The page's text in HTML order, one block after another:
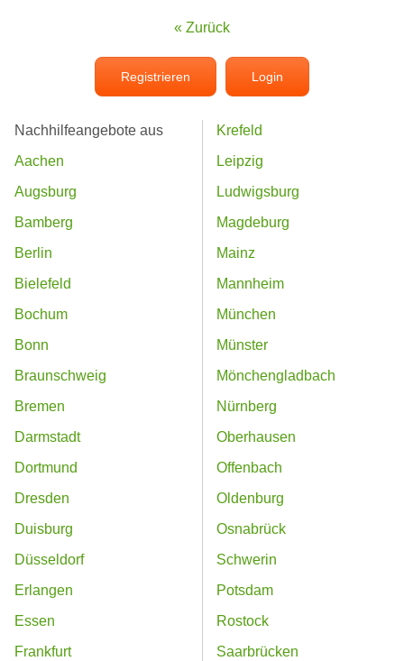
« Zurück
Registrieren Login
Nachhilfeangebote aus
Aachen
Augsburg
Bamberg
Berlin
Bielefeld
Bochum
Bonn
Braunschweig
Bremen
Darmstadt
Dortmund
Dresden
Duisburg
Düsseldorf
Erlangen
Essen
Frankfurt
Krefeld
Leipzig
Ludwigsburg
Magdeburg
Mainz
Mannheim
München
Münster
Mönchengladbach
Nürnberg
Oberhausen
Offenbach
Oldenburg
Osnabrück
Schwerin
Potsdam
Rostock
Saarbrücken